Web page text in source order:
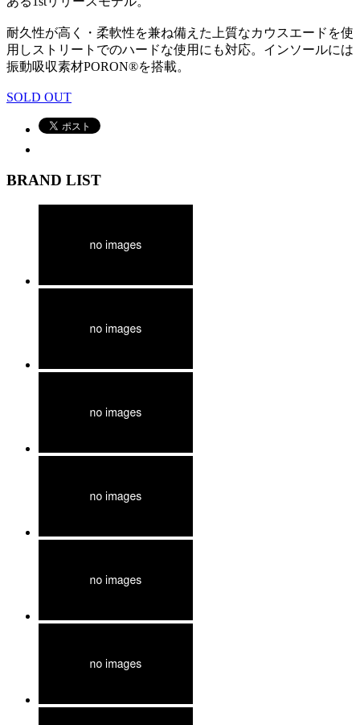
耐久性が高く・柔軟性を兼ね備えた上質なカウスエードを使
用しストリートでのハードな使用にも対応。インソールには
振動吸収素材PORON®を搭載。
SOLD OUT
BRAND LIST